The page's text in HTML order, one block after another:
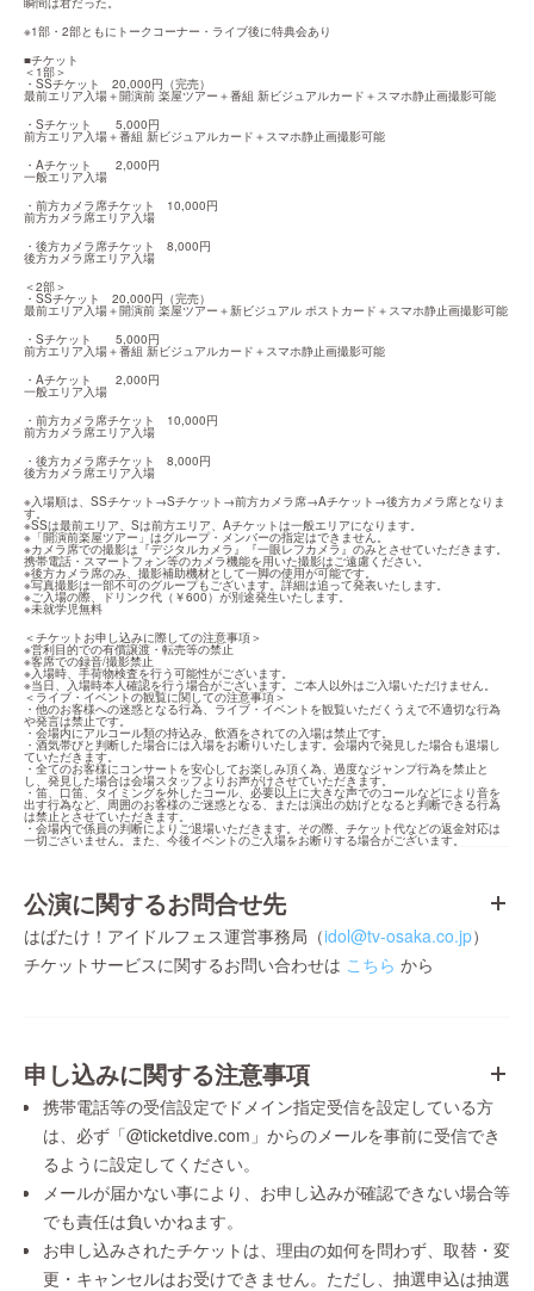
※1部・2部ともにトークコーナー・ライブ後に特典会あり
■チケット
＜1部＞
・SSチケット　20,000円（完売）
最前エリア入場＋開演前 楽屋ツアー＋番組 新ビジュアルカード＋スマホ静止画撮影可能
・Sチケット　　5,000円
前方エリア入場＋番組 新ビジュアルカード＋スマホ静止画撮影可能
・Aチケット　　2,000円
一般エリア入場
・前方カメラ席チケット　10,000円
前方カメラ席エリア入場
・後方カメラ席チケット　8,000円
後方カメラ席エリア入場
＜2部＞
・SSチケット　20,000円（完売）
最前エリア入場＋開演前 楽屋ツアー＋新ビジュアル ポストカード＋スマホ静止画撮影可能
・Sチケット　　5,000円
前方エリア入場＋番組 新ビジュアルカード＋スマホ静止画撮影可能
・Aチケット　　2,000円
一般エリア入場
・前方カメラ席チケット　10,000円
前方カメラ席エリア入場
・後方カメラ席チケット　8,000円
後方カメラ席エリア入場
※入場順は、SSチケット→Sチケット→前方カメラ席→Aチケット→後方カメラ席となりま
す。
※SSは最前エリア、Sは前方エリア、Aチケットは一般エリアになります。
※「開演前楽屋ツアー」はグループ・メンバーの指定はできません。
※カメラ席での撮影は『デジタルカメラ』『一眼レフカメラ』のみとさせていただきます。
携帯電話・スマートフォン等のカメラ機能を用いた撮影はご遠慮ください。
※後方カメラ席のみ、撮影補助機材として一脚の使用が可能です。
※写真撮影は一部不可のグループもございます。詳細は追って発表いたします。
※ご入場の際、ドリンク代（￥600）が別途発生いたします。
※未就学児無料
＜チケットお申し込みに際しての注意事項＞
※営利目的での有償譲渡・転売等の禁止
※客席での録音/撮影禁止
※入場時、手荷物検査を行う可能性がございます。
※当日、入場時本人確認を行う場合がございます。ご本人以外はご入場いただけません。
＜ライブ・イベントの観覧に関しての注意事項＞
・他のお客様への迷惑となる行為、ライブ・イベントを観覧いただくうえで不適切な行為
や発言は禁止です。
・会場内にアルコール類の持込み、飲酒をされての入場は禁止です。
・酒気帯びと判断した場合には入場をお断りいたします。会場内で発見した場合も退場し
ていただきます。
・全てのお客様にコンサートを安心してお楽しみ頂く為、過度なジャンプ行為を禁止と
し、発見した場合は会場スタッフよりお声がけさせていただきます。
・笛、口笛、タイミングを外したコール、必要以上に大きな声でのコールなどにより音を
出す行為など、周囲のお客様のご迷惑となる、または演出の妨げとなると判断できる行為
は禁止とさせていただきます。
・会場内で係員の判断によりご退場いただきます。その際、チケット代などの返金対応は
一切ございません。また、今後イベントのご入場をお断りする場合がございます。
公演に関するお問合せ先
はばたけ！アイドルフェス運営事務局（idol@tv-osaka.co.jp）
チケットサービスに関するお問い合わせは こちら から
申し込みに関する注意事項
携帯電話等の受信設定でドメイン指定受信を設定している方
は、必ず「@ticketdive.com」からのメールを事前に受信でき
るように設定してください。
メールが届かない事により、お申し込みが確認できない場合等
でも責任は負いかねます。
お申し込みされたチケットは、理由の如何を問わず、取替・変
更・キャンセルはお受けできません。ただし、抽選申込は抽選